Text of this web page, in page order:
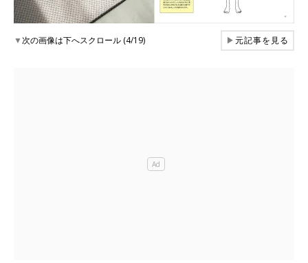
▼次の画像は下へスクロール (4/19) ▶元記事を見る